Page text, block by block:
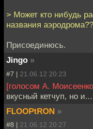
> Может кто нибудь
названия аэродрома??
Присоединюсь.
Jingo »
#7 | 21.06.12 20:23
[голосом А.
вкусный кетчуп, но и...
FLOOPtRON »
#8 | 21.06.12 20:27